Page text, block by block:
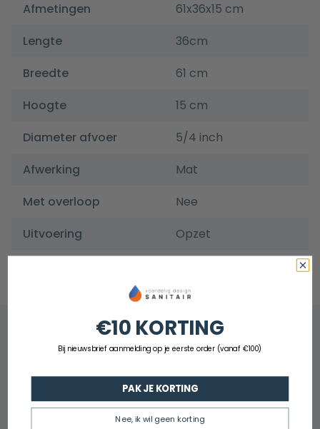
Afmetingen
61x36x15 cm
Lengte
36cm
Breedte
61 cm
Hoogte
15 cm
Diameter afvoer
5/4 inch
Afwerking
Mat
Met overloop
Nee
Uitvoering
Opzet
€10 KORTING
Bij nieuwsbrief aanmelding op je eerste order (vanaf €100)
PAK JE KORTING
Nee, ik wil geen korting